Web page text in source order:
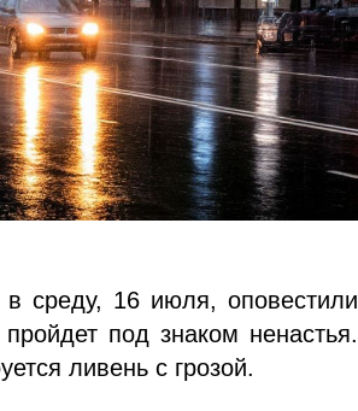
среду, 16 июля, оповестили
под знаком ненастья.
ливень с грозой.